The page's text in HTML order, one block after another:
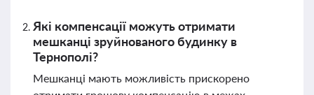
Які компенсації можуть отримати
мешканці зруйнованого будинку в
Тернополі?
Мешканці мають можливість прискорено